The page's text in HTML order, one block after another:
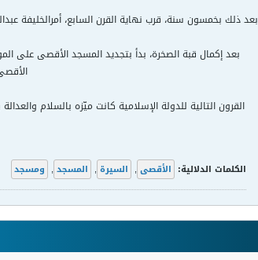
بعد ذلك بخمسون سنة، قرب نهاية القرن السابع، أمرالخليفة
القرون التالية للدولة الإسلامية كانت ميّزه بالسلام
الكلمات الدلالية: الأقصى , السيرة , المسجد , ومسجد